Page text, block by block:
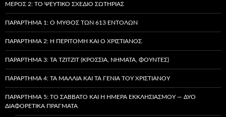
ΜΈΡΟΣ 2: ΤΟ ΨΕΎΤΙΚΟ ΣΧΈΔΙΟ ΣΩΤΗΡΊΑΣ
ΠΑΡΆΡΤΗΜΑ 1: Ο ΜΎΘΟΣ ΤΩΝ 613 ΕΝΤΟΛΏΝ
ΠΑΡΆΡΤΗΜΑ 2: Η ΠΕΡΙΤΟΜΉ ΚΑΙ Ο ΧΡΙΣΤΙΑΝΌΣ
ΠΑΡΆΡΤΗΜΑ 3: ΤΑ TZITZIT (ΚΡΌΣΣΙΑ, ΝΉΜΑΤΑ, ΦΟΎΝΤΕΣ)
ΠΑΡΆΡΤΗΜΑ 4: ΤΑ ΜΑΛΛΙΆ ΚΑΙ ΤΑ ΓΈΝΙΑ ΤΟΥ ΧΡΙΣΤΙΑΝΟΎ
ΠΑΡΆΡΤΗΜΑ 5: ΤΟ ΣΆΒΒΑΤΟ ΚΑΙ Η ΗΜΈΡΑ ΕΚΚΛΗΣΙΑΣΜΟΎ — ΔΎΟ
ΔΙΑΦΟΡΕΤΙΚΆ ΠΡΆΓΜΑΤΑ